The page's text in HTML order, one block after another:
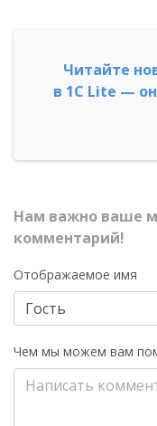
Читайте
в 1С Lite —
Нам важно ваше
комментарий!
Отображаемое имя
Чем мы можем вам